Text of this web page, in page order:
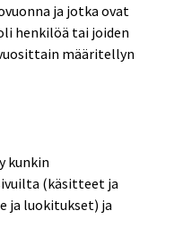
ja jotka ovat
henkilöä tai joiden
määritellyn
kunkin
(käsitteet ja
ja luokitukset) ja